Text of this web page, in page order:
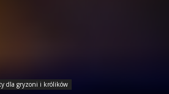
dla gryzoni i królików